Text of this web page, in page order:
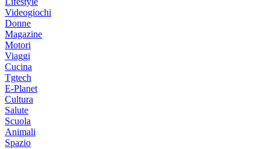
Videogiochi
Donne
Magazine
Motori
Viaggi
Cucina
Tgtech
E-Planet
Cultura
Salute
Scuola
Animali
Spazio